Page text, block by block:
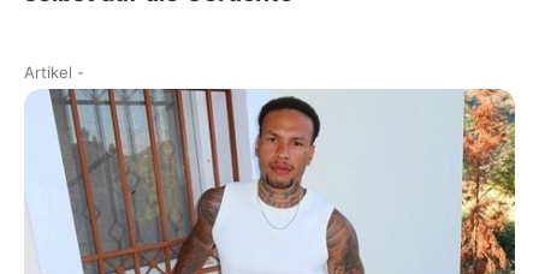
Artikel -